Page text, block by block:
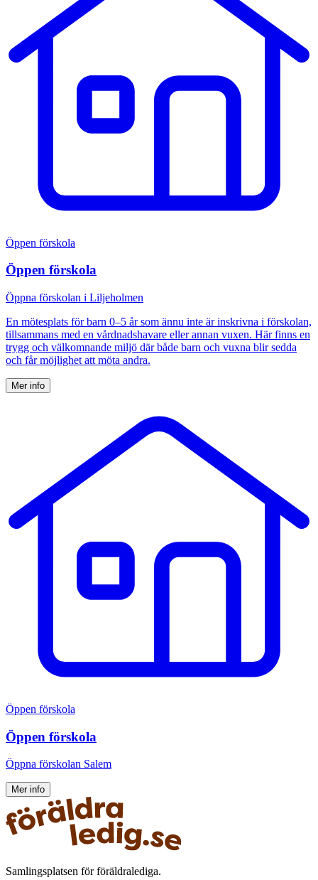
Öppen förskola
Öppen förskola
Öppna förskolan i Liljeholmen
En mötesplats för barn 0–5 år som ännu inte är inskrivna i förskolan,
tillsammans med en vårdnadshavare eller annan vuxen. Här finns en
trygg och välkomnande miljö där både barn och vuxna blir sedda
och får möjlighet att möta andra.
Mer info
Öppen förskola
Öppen förskola
Öppna förskolan Salem
Mer info
Samlingsplatsen för föräldralediga.